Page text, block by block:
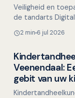
Veiligheid en
de tandarts
2 min 6 jul 2026
Overig nieuws
Veenendaal:
gebit van uw